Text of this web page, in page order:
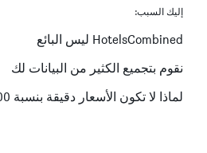
إليك السبب:
HotelsCombined ليس البائع
نقوم بتجميع الكثير من البيانات لك
لماذا لا تكون الأسعار دقيقة بنسبة 100٪؟